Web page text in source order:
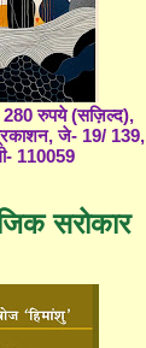
रुपये (सज़िल्द),
जे- 19/ 139,
110059
सरोकार